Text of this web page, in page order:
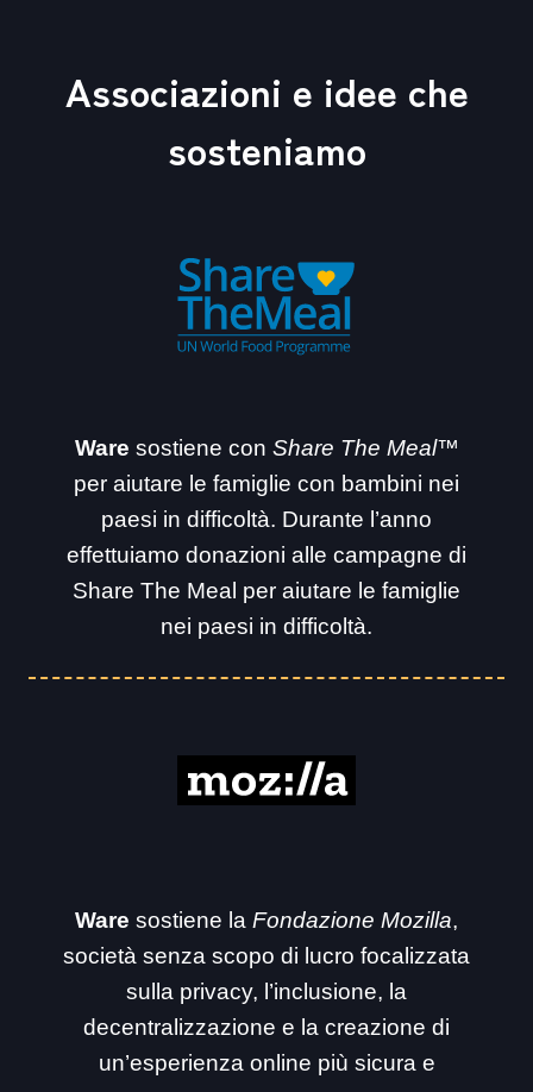
Associazioni e idee che
sosteniamo
Ware sostiene con Share The Meal™
per aiutare le famiglie con bambini nei
paesi in difficoltà. Durante l’anno
effettuiamo donazioni alle campagne di
Share The Meal per aiutare le famiglie
nei paesi in difficoltà.
Ware sostiene la Fondazione Mozilla,
società senza scopo di lucro focalizzata
sulla privacy, l’inclusione, la
decentralizzazione e la creazione di
un’esperienza online più sicura e